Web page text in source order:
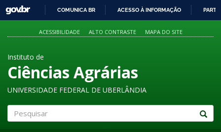
PARA
O
GOVBR
COMUNICA BR ACESSO À INFORMAÇÃO
ACESSIBILIDADE ALTO CONTRASTE MAPA DO SITE
Instituto de
Ciências Agrárias
UNIVERSIDADE FEDERAL DE UBERLÂNDIA